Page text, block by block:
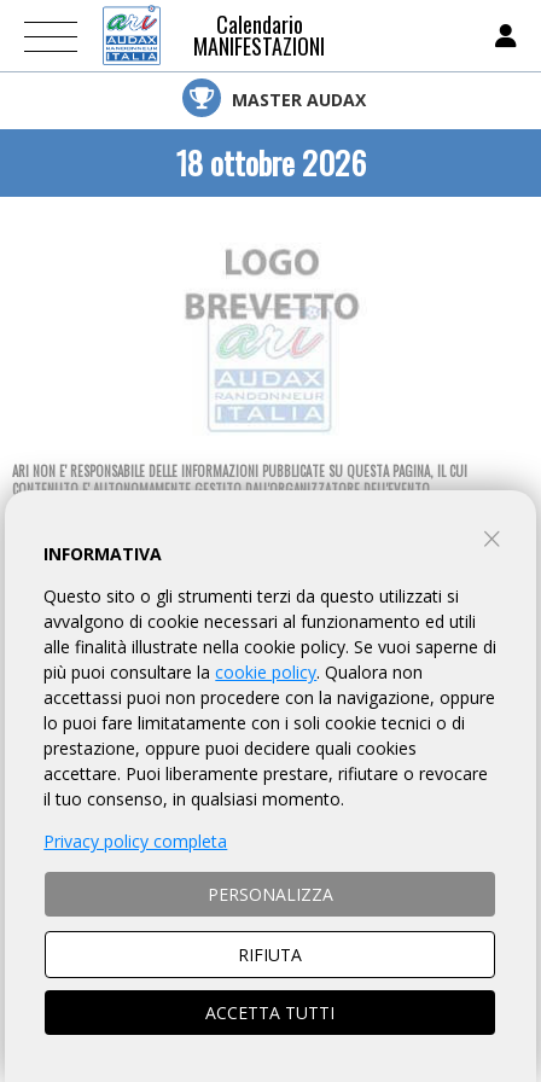
Calendario
MANIFESTAZIONI
MASTER AUDAX
18 ottobre 2026
ARI NON E' RESPONSABILE DELLE INFORMAZIONI PUBBLICATE SU QUESTA PAGINA, IL CUI
CONTENUTO E' AUTONOMAMENTE GESTITO DALL'ORGANIZZATORE DELL'EVENTO.
GRANMILAN OLTREPÒ 200
GENOVA 1913 ASD-MILANO
TORNA AL BREVETTO
REGOLAMENTO
GENOVA 1913 ASD-MILANO organizza per il giorno 18/10/2026
la Randonnée "GranMilan Oltrepò 200" avente Km 208 di
lunghezza, per l'acquisizione del relativo brevetto, la cui
DESCRIZIONE che è fatto OBBLIGO a ciascun partecipante
, si trova sulla pagina web a
Art. 2 NATURA DELLA MANIFESTAZIONE
INFORMATIVA
Questo sito o gli strumenti terzi da questo utilizzati si
avvalgono di cookie necessari al funzionamento ed utili
alle finalità illustrate nella cookie policy. Se vuoi saperne di
più puoi consultare lacookie policy. Qualora non
accettassi puoi non procedere con la navigazione, oppure
lo puoi fare limitatamente con i soli cookie tecnici o di
prestazione, oppure puoi decidere quali cookies
accettare. Puoi liberamente prestare, rifiutare o revocare
il tuo consenso, in qualsiasi momento.
Privacy policy completa
PERSONALIZZA
RIFIUTA
ACCETTA TUTTI